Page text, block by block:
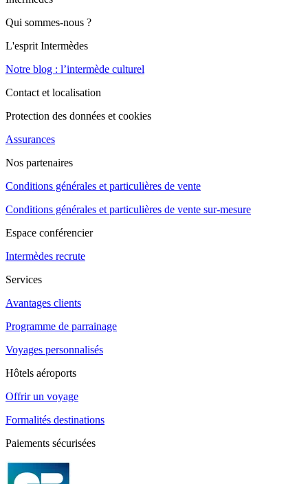
Qui sommes-nous ?
L'esprit Intermèdes
Notre blog : l’intermède culturel
Contact et localisation
Protection des données et cookies
Assurances
Nos partenaires
Conditions générales et particulières de vente
Conditions générales et particulières de vente sur-mesure
Espace conférencier
Intermèdes recrute
Services
Avantages clients
Programme de parrainage
Voyages personnalisés
Hôtels aéroports
Offrir un voyage
Formalités destinations
Paiements sécurisées